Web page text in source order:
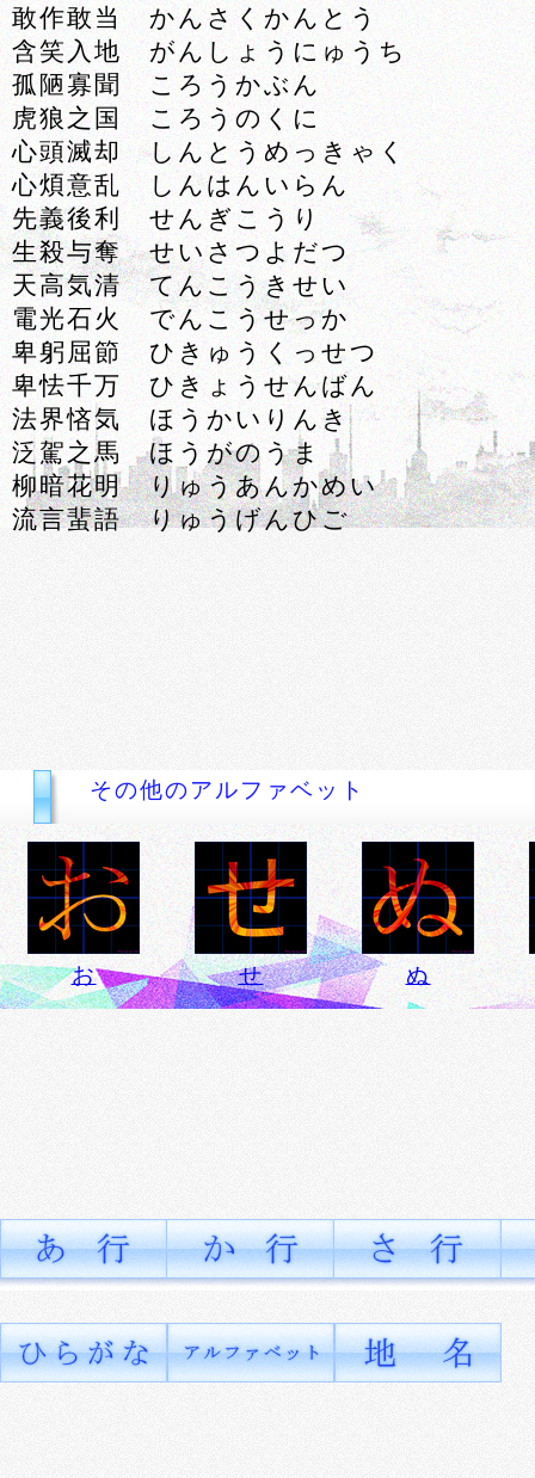
敢作敢当 かんさくかんとう
含笑入地 がんしょうにゅうち
孤陋寡聞 ころうかぶん
虎狼之国 ころうのくに
心頭滅却 しんとうめっきゃく
心煩意乱 しんはんいらん
先義後利 せんぎこうり
生殺与奪 せいさつよだつ
天高気清 てんこうきせい
電光石火 でんこうせっか
卑躬屈節 ひきゅうくっせつ
卑怯千万 ひきょうせんばん
法界悋気 ほうかいりんき
泛駕之馬 ほうがのうま
柳暗花明 りゅうあんかめい
流言蜚語 りゅうげんひご
その他のアルファベット
お せ ぬ